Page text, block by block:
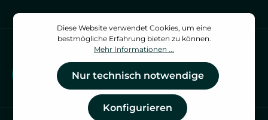
Vertrag widerrufen
Vertrag widerrufen
Diese Website verwendet Cookies, um eine
bestmögliche Erfahrung bieten zu können.
Mehr Informationen ...
Nur technisch notwendige
Konfigurieren